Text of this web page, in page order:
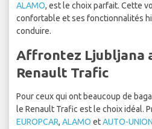
ALAMO, est le choix parfait. Cette
confortable et ses fonctionnalités
conduire.
Affrontez Ljubljana
Renault Trafic
Pour ceux qui ont beaucoup de
le Renault Trafic est le choix idéal.
EUROPCAR, ALAMO etAUTO-UNION